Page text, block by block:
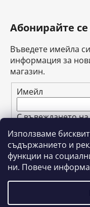
Използваме
съдържанието и
функции на
ни. Повече
Абонирайте
Въведете имейла
информация за
магазин.
Имейл
С въвеждането на
условията за
АБОНИРАЙТЕ